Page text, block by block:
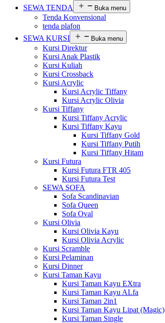
SEWA TENDA
Buka menu
Tenda Konvensional
tenda plafon
SEWA KURSI
Buka menu
Kursi Direktur
Kursi Anak Plastik
Kursi Kuliah
Kursi Crossback
Kursi Acrylic
Kursi Acrylic Tiffany
Kursi Acrylic Olivia
Kursi Tiffany
Kursi Tiffany Acrylic
Kursi Tiffany Kayu
Kursi Tiffany Gold
Kursi Tiffany Putih
Kursi Tiffany Hitam
Kursi Futura
Kursi Futura FTR 405
Kursi Futura Test
SEWA SOFA
Sofa Scandinavian
Sofa Queen
Sofa Oval
Kursi Olivia
Kursi Olivia Kayu
Kursi Olivia Acrylic
Kursi Scramble
Kursi Pelaminan
Kursi Dinner
Kursi Taman Kayu
Kursi Taman Kayu EXtra
Kursi Taman Kayu ALfa
Kursi Taman 2in1
Kursi Taman Kayu Lipat (Magic)
Kursi Taman Single